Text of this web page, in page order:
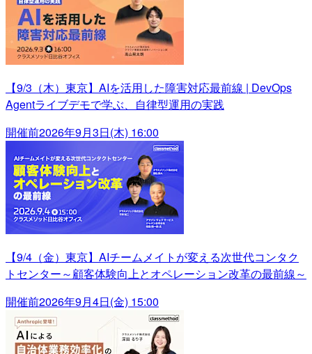
【9/3（木）東京】AIを活用した障害対応最前線 | DevOps
Agentライブデモで学ぶ、自律型運用の実践
開催前2026年9月3日(木) 16:00
【9/4（金）東京】AIチームメイトが変える次世代コンタク
トセンター～顧客体験向上とオペレーション改革の最前線～
開催前2026年9月4日(金) 15:00